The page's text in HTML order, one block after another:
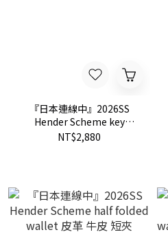
『日本連線中』2026SS
Hender Scheme key
bundle 皮革 牛皮 鑰匙圈
NT$2,880